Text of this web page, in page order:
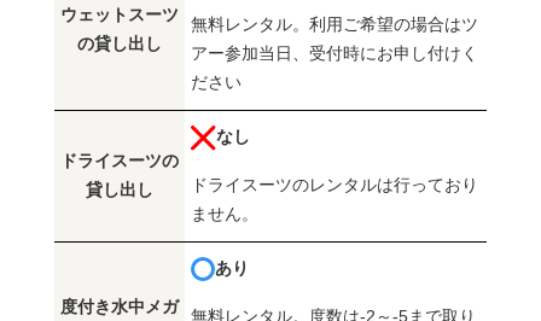
ウェットスーツ
の貸し出し
無料レンタル。利用ご希望の場合はツ
アー参加当日、受付時にお申し付けく
ださい
ドライスーツの
貸し出し
なし
ドライスーツのレンタルは行っており
ません。
度付き水中メガ
あり
無料レンタル。度数は-2～-5まで取り